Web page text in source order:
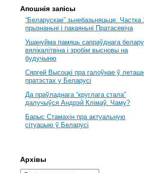
Апошнія запісы
“Беларускае” зьнебазьняцьце. Частка
прызнаньні і пакаяньні Пратасевіча
Ушануйма памяць сапраўднага
вялікалітвіна і зробім высновы на
будучыню
Сяргей Высоцкі пра галоўнае ў
пратэстах у Беларусі
Да праўладнага “круглага стала”
далучыўся Андрэй Клімаў. Чаму?
Барыс Стамахін пра актуальную
сітуацыю ў Беларусі
Архівы